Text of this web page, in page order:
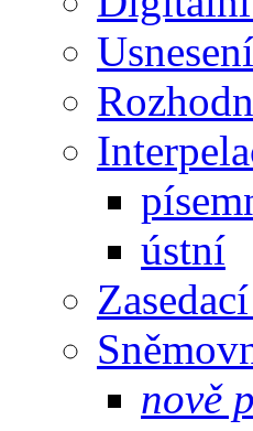
ústní
nově